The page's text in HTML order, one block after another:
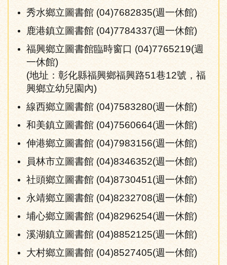
秀水鄉立圖書館 (04)7682835(週一休館)
鹿港鎮立圖書館 (04)7784337(週一休館)
福興鄉立圖書館臨時窗口 (04)7765219(週
一休館)
(地址：彰化縣福興鄉福興路51巷12號，福
興鄉立幼兒園內)
線西鄉立圖書館 (04)7583280(週一休館)
和美鎮立圖書館 (04)7560664(週一休館)
伸港鄉立圖書館 (04)7983156(週一休館)
員林市立圖書館 (04)8346352(週一休館)
社頭鄉立圖書館 (04)8730451(週一休館)
永靖鄉立圖書館 (04)8232708(週一休館)
埔心鄉立圖書館 (04)8296254(週一休館)
溪湖鎮立圖書館 (04)8852125(週一休館)
大村鄉立圖書館 (04)8527405(週一休館)